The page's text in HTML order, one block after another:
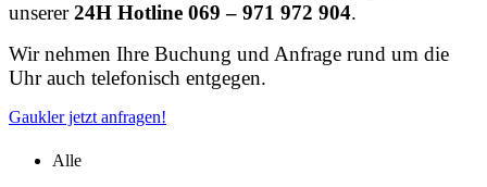
unserer24H Hotline 069 – 971 972 904.
Wir nehmen Ihre Buchung und Anfrage rund um die
Uhr auch telefonisch entgegen.
Gaukler jetzt anfragen!
Alle